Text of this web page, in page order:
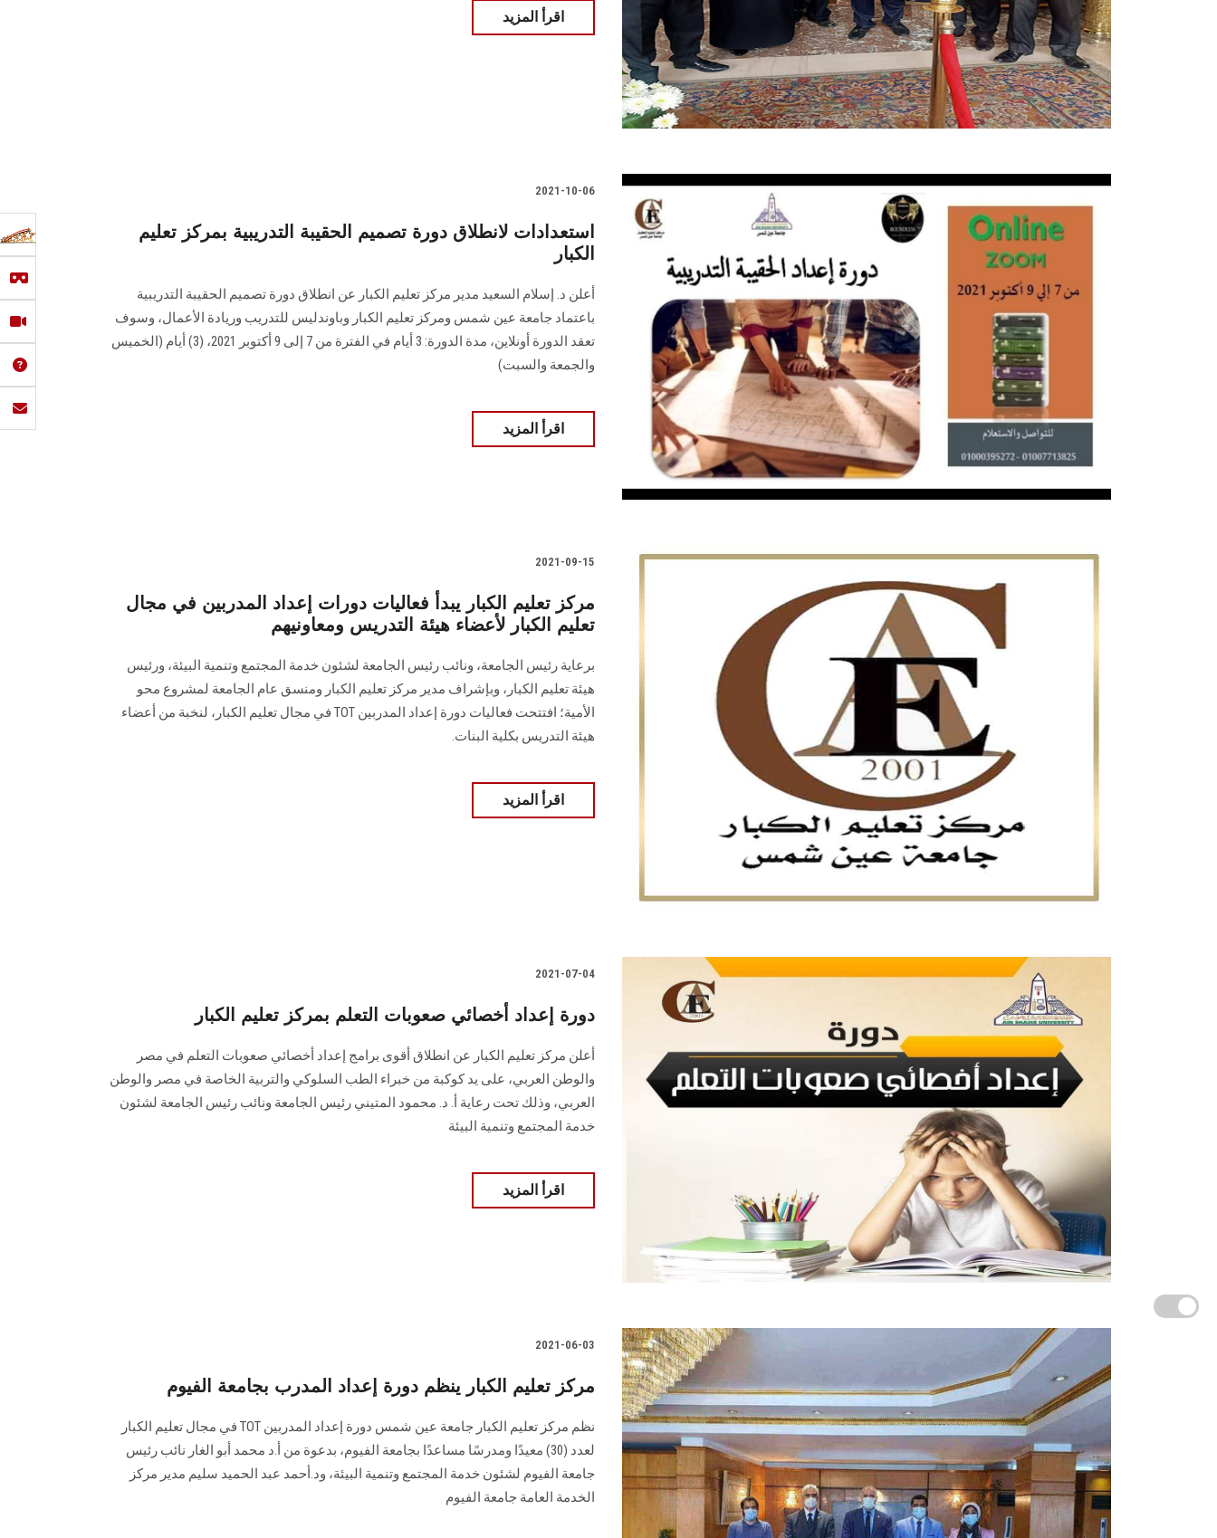
اقرأ المزيد
2021-10-06
استعدادات لانطلاق دورة تصميم الحقيبة التدريبية بمركز تعليم
الكبار
أعلن د. إسلام السعيد مدير مركز تعليم الكبار عن انطلاق دورة تصميم الحقيبة التدريبية
باعتماد جامعة عين شمس ومركز تعليم الكبار وباوندليس للتدريب وريادة الأعمال، وسوف
تعقد الدورة أونلاين، مدة الدورة: 3 أيام في الفترة من 7 إلى 9 أكتوبر 2021، (3) أيام (الخميس
والجمعة والسبت)
اقرأ المزيد
2021-09-15
مركز تعليم الكبار يبدأ فعاليات دورات إعداد المدربين في مجال
تعليم الكبار لأعضاء هيئة التدريس ومعاونيهم
برعاية رئيس الجامعة، ونائب رئيس الجامعة لشئون خدمة المجتمع وتنمية البيئة، ورئيس
هيئة تعليم الكبار، وبإشراف مدير مركز تعليم الكبار ومنسق عام الجامعة لمشروع محو
الأمية؛ افتتحت فعاليات دورة إعداد المدربين TOT في مجال تعليم الكبار، لنخبة من أعضاء
هيئة التدريس بكلية البنات.
اقرأ المزيد
2021-07-04
دورة إعداد أخصائي صعوبات التعلم بمركز تعليم الكبار
أعلن مركز تعليم الكبار عن انطلاق أقوى برامج إعداد أخصائي صعوبات التعلم في مصر
والوطن العربي، على يد كوكبة من خبراء الطب السلوكي والتربية الخاصة في مصر والوطن
العربي، وذلك تحت رعاية أ. د. محمود المتيني رئيس الجامعة ونائب رئيس الجامعة لشئون
خدمة المجتمع وتنمية البيئة
اقرأ المزيد
2021-06-03
مركز تعليم الكبار ينظم دورة إعداد المدرب بجامعة الفيوم
نظم مركز تعليم الكبار جامعة عين شمس دورة إعداد المدربين TOT في مجال تعليم الكبار
لعدد (30) معيدًا ومدرسًا مساعدًا بجامعة الفيوم، بدعوة من أ.د محمد أبو الغار نائب رئيس
جامعة الفيوم لشئون خدمة المجتمع وتنمية البيئة، ود.أحمد عبد الحميد سليم مدير مركز
الخدمة العامة جامعة الفيوم